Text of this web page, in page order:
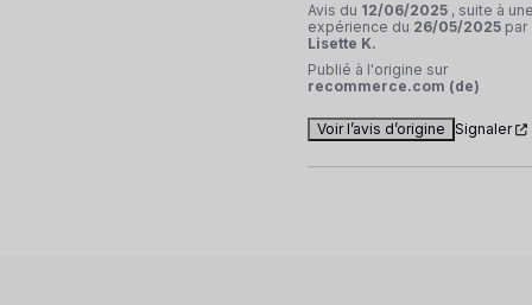
Avis du 12/06/2025 , suite à
expérience du 26/05/2025 par
Lisette K.
Publié à l'origine sur
recommerce.com (de)
Voir l’avis d’origine Signaler